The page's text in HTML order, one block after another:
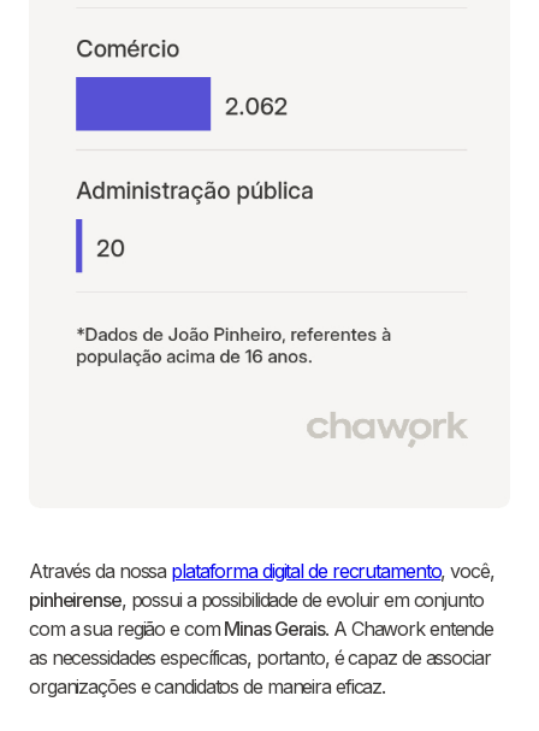
Através da nossa plataforma digital de recrutamento, você,
pinheirense, possui a possibilidade de evoluir em conjunto
com a sua região e com Minas Gerais. A Chawork entende
as necessidades específicas, portanto, é capaz de associar
organizações e candidatos de maneira eficaz.